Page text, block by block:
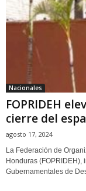
Nacionales
FOPRIDEH
cierre del
agosto 17, 2024
La Federación de
Honduras (FOPRIDEH),
Gubernamentales de